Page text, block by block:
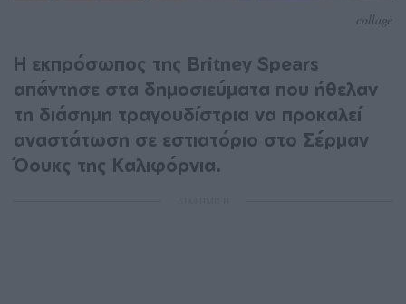
collage
Η εκπρόσωπος της Britney Spears
απάντησε στα δημοσιεύματα που ήθελαν
τη διάσημη τραγουδίστρια να προκαλεί
αναστάτωση σε εστιατόριο στο Σέρμαν
Όουκς της Καλιφόρνια.